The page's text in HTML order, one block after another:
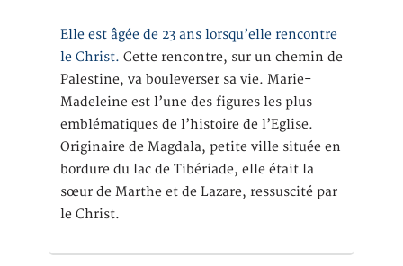
Elle est âgée de 23 ans lorsqu’elle rencontre
le Christ. Cette rencontre, sur un chemin de
Palestine, va bouleverser sa vie. Marie-
Madeleine est l’une des figures les plus
emblématiques de l’histoire de l’Eglise.
Originaire de Magdala, petite ville située en
bordure du lac de Tibériade, elle était la
sœur de Marthe et de Lazare, ressuscité par
le Christ.